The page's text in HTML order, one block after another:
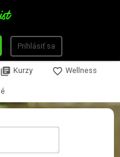
Prihlásiť sa
library_books Kurzy favorite_border Wellness